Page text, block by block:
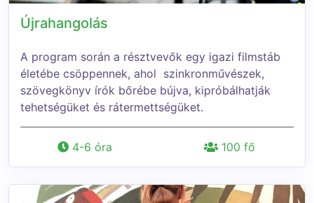
Újrahangolás
A program során a résztvevők egy igazi filmstáb
életébe csöppennek, ahol szinkronművészek,
szövegkönyv írók bőrébe bújva, kipróbálhatják
tehetségüket és rátermettségüket.
4-6 óra 100 fő